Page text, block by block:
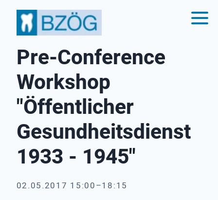
Pre-Conference
Workshop
"Öffentlicher
Gesundheitsdienst
1933 - 1945"
02.05.2017 15:00–18:15